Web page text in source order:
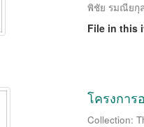
พิชัย รมณียกุล
File in this
โครงกา
Collection: